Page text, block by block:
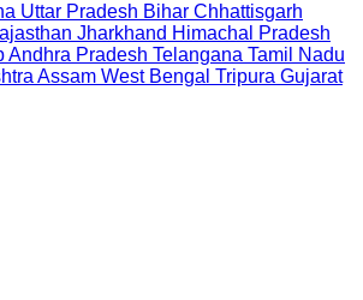
Uttar Pradesh Bihar Chhattisgarh
Jharkhand Himachal Pradesh
Andhra Pradesh Telangana Tamil Nadu
Assam West Bengal Tripura Gujarat